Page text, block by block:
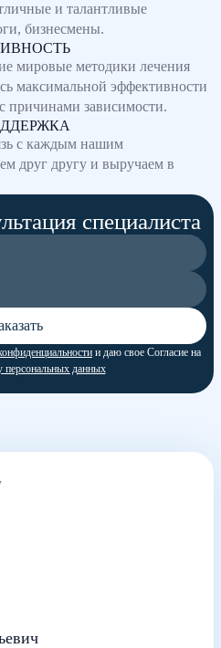
и талантливые
бизнесмены.
мировые методики лечения
максимальной эффективности
причинами зависимости.
с каждым нашим
друг другу и выручаем в
специалиста
и даю свое Согласие на
персональных данных